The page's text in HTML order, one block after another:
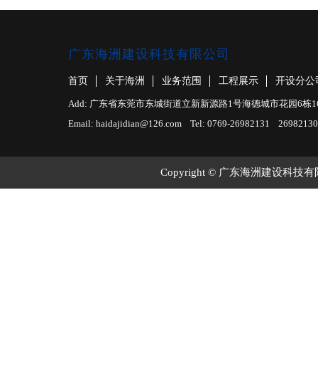
广东海洲建设科技有限公司
首页 关于海洲 业务范围 工程展示 开设分公
Add: 广东省东莞市东城街道立新新源路1号海德城市花园6栋
Email: haidajidian@126.com Tel: 0769-26982131 26982130
Copyright © 广东海洲建设科技有